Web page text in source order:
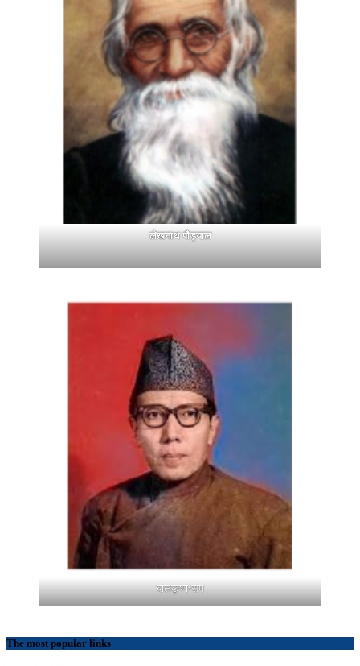
लेखनाथ पौड्याल
बालकृष्ण-सम
The most popular links